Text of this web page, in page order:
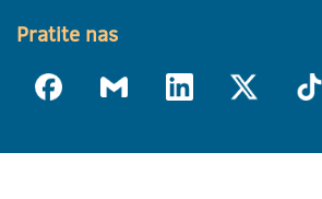
Pratite nas